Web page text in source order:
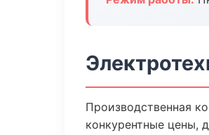
Производственная
конкурентные цены,